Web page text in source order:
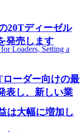
20Tディーゼル
発売します
ーダー向けの最
表し、新しい業
は大幅に増加し